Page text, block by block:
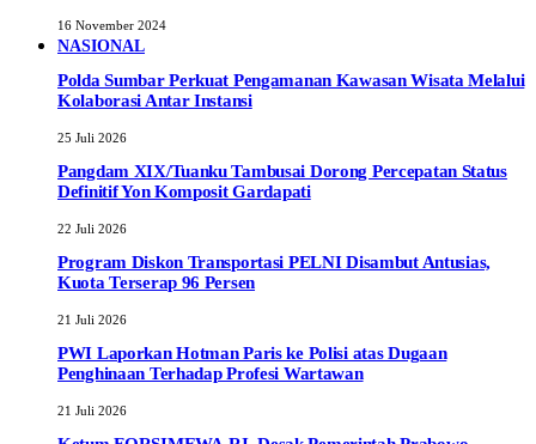
16 November 2024
NASIONAL
Polda Sumbar Perkuat Pengamanan Kawasan Wisata Melalui
Kolaborasi Antar Instansi
25 Juli 2026
Pangdam XIX/Tuanku Tambusai Dorong Percepatan Status
Definitif Yon Komposit Gardapati
22 Juli 2026
Program Diskon Transportasi PELNI Disambut Antusias,
Kuota Terserap 96 Persen
21 Juli 2026
PWI Laporkan Hotman Paris ke Polisi atas Dugaan
Penghinaan Terhadap Profesi Wartawan
21 Juli 2026